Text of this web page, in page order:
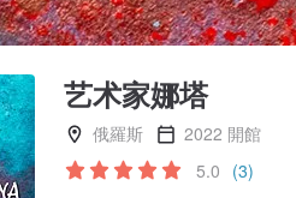
艺术家娜塔
俄羅斯
2022 開館
5.0 (3)